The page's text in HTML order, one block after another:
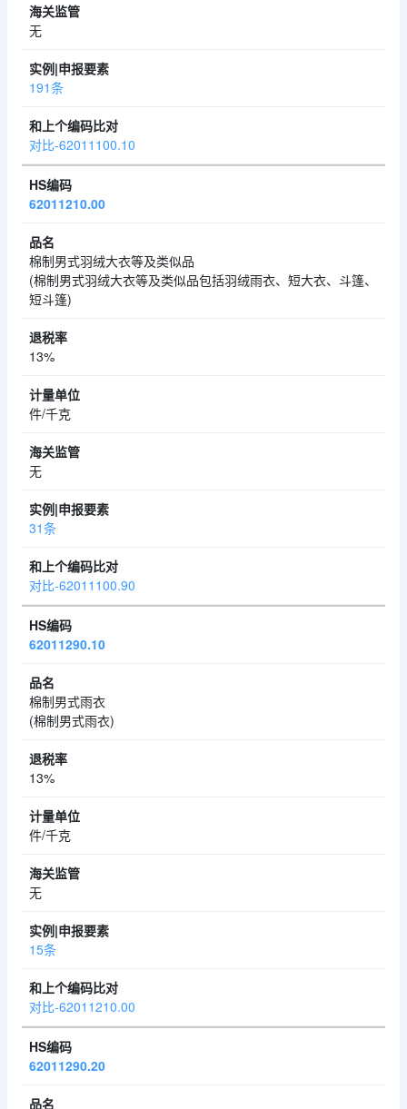
无
191条
对比-62011100.10
62011210.00
棉制男式羽绒大衣等及类似品
(棉制男式羽绒大衣等及类似品包括羽绒雨衣、短大衣、斗篷、
短斗篷)
13%
件/千克
无
31条
对比-62011100.90
62011290.10
棉制男式雨衣
(棉制男式雨衣)
13%
件/千克
无
15条
对比-62011210.00
62011290.20